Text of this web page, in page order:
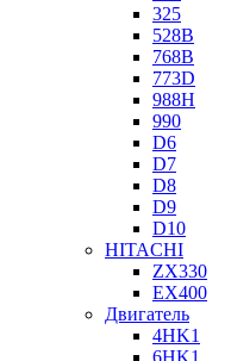
325
528B
768B
773D
988H
990
D6
D7
D8
D9
D10
HITACHI
ZX330
EX400
Двигатель
4HK1
6HK1